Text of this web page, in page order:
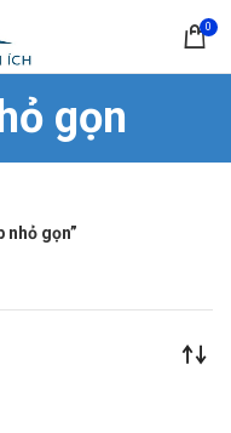
0
gọn
nhỏ gọn”